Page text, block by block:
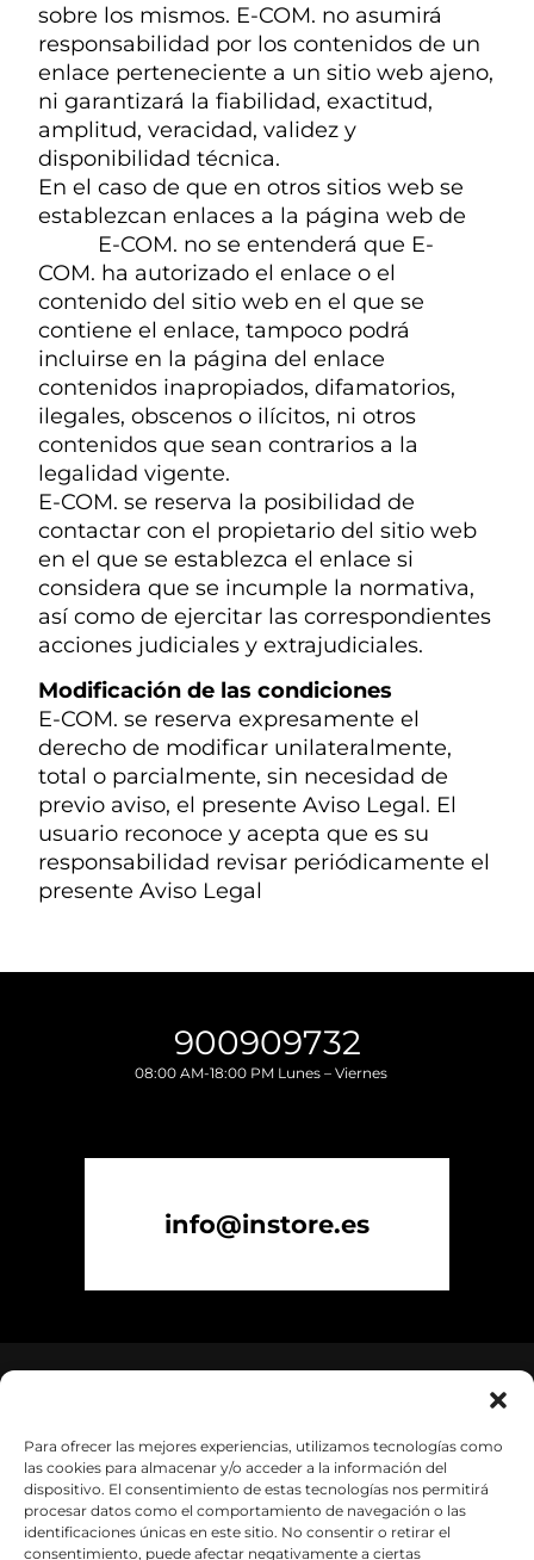
Para ofrecer las mejores experiencias, utilizamos tecnologías como
las cookies para almacenar y/o acceder a la información del
dispositivo. El consentimiento de estas tecnologías nos permitirá
procesar datos como el comportamiento de navegación o las
identificaciones únicas en este sitio. No consentir o retirar el
consentimiento, puede afectar negativamente a ciertas
sobre los mismos. E-COM. no asumirá
responsabilidad por los contenidos de un
enlace perteneciente a un sitio web ajeno,
ni garantizará la fiabilidad, exactitud,
amplitud, veracidad, validez y
disponibilidad técnica.
En el caso de que en otros sitios web se
establezcan enlaces a la página web de
E-COM. no se entenderá que E-
COM. ha autorizado el enlace o el
contenido del sitio web en el que se
contiene el enlace, tampoco podrá
incluirse en la página del enlace
contenidos inapropiados, difamatorios,
ilegales, obscenos o ilícitos, ni otros
contenidos que sean contrarios a la
legalidad vigente.
E-COM. se reserva la posibilidad de
contactar con el propietario del sitio web
en el que se establezca el enlace si
considera que se incumple la normativa,
así como de ejercitar las correspondientes
acciones judiciales y extrajudiciales.
Modificación de las condiciones
E-COM. se reserva expresamente el
derecho de modificar unilateralmente,
total o parcialmente, sin necesidad de
previo aviso, el presente Aviso Legal. El
usuario reconoce y acepta que es su
responsabilidad revisar periódicamente el
presente Aviso Legal
900909732
08:00 AM-18:00 PM Lunes – Viernes
info@instore.es